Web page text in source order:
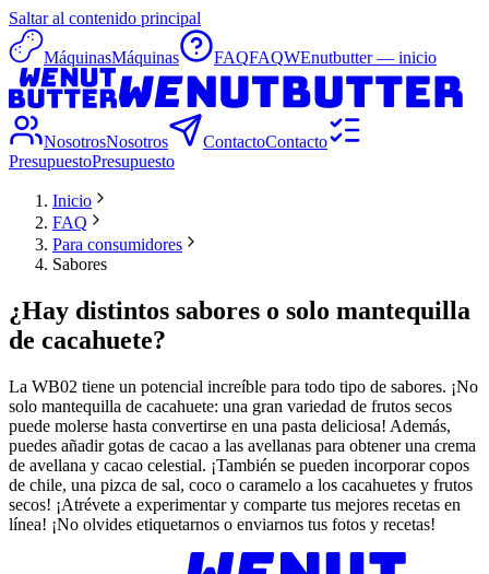
Saltar al contenido principal
MáquinasMáquinas FAQFAQWEnutbutter — inicio
NosotrosNosotros ContactoContacto
PresupuestoPresupuesto
Inicio
FAQ
Para consumidores
Sabores
¿Hay distintos sabores o solo mantequilla
de cacahuete?
La WB02 tiene un potencial increíble para todo tipo de sabores. ¡No
solo mantequilla de cacahuete: una gran variedad de frutos secos
puede molerse hasta convertirse en una pasta deliciosa! Además,
puedes añadir gotas de cacao a las avellanas para obtener una crema
de avellana y cacao celestial. ¡También se pueden incorporar copos
de chile, una pizca de sal, coco o caramelo a los cacahuetes y frutos
secos! ¡Atrévete a experimentar y comparte tus mejores recetas en
línea! ¡No olvides etiquetarnos o enviarnos tus fotos y recetas!